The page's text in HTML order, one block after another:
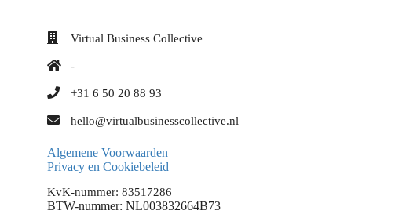
Virtual Business Collective
-
+31 6 50 20 88 93
hello@virtualbusinesscollective.nl
Algemene Voorwaarden
Privacy en Cookiebeleid
KvK-nummer: 83517286
BTW-nummer: NL003832664B73